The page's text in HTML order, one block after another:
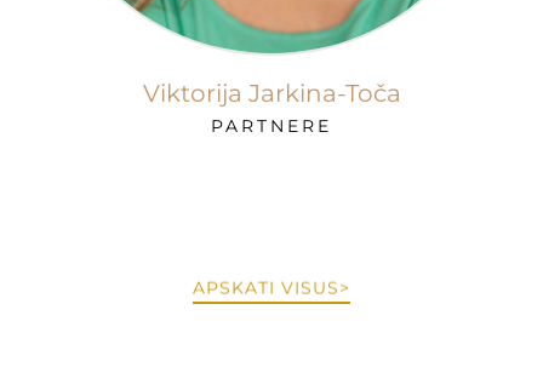
Viktorija Jarkina-Toča
PARTNERE
APSKATI VISUS>